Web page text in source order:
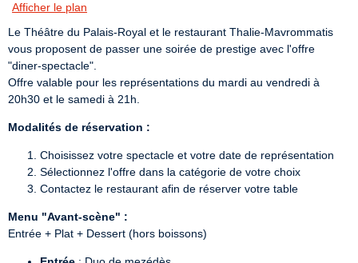
Afficher le plan
Le Théâtre du Palais-Royal et le restaurant Thalie-Mavrommatis
vous proposent de passer une soirée de prestige avec l'offre
"diner-spectacle".
Offre valable pour les représentations du mardi au vendredi à
20h30 et le samedi à 21h.
Modalités de réservation :
Choisissez votre spectacle et votre date de représentation
Sélectionnez l'offre dans la catégorie de votre choix
Contactez le restaurant afin de réserver votre table
Menu "Avant-scène" :
Entrée + Plat + Dessert (hors boissons)